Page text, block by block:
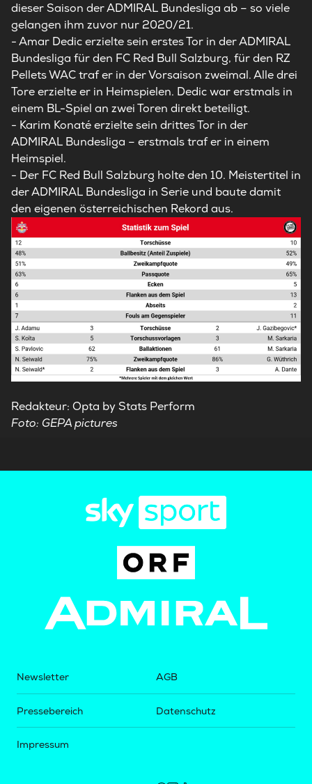
dieser Saison der ADMIRAL Bundesliga ab – so viele
gelangen ihm zuvor nur 2020/21.
- Amar Dedic erzielte sein erstes Tor in der ADMIRAL
Bundesliga für den FC Red Bull Salzburg, für den RZ
Pellets WAC traf er in der Vorsaison zweimal. Alle drei
Tore erzielte er in Heimspielen. Dedic war erstmals in
einem BL-Spiel an zwei Toren direkt beteiligt.
- Karim Konaté erzielte sein drittes Tor in der
ADMIRAL Bundesliga – erstmals traf er in einem
Heimspiel.
- Der FC Red Bull Salzburg holte den 10. Meistertitel in
der ADMIRAL Bundesliga in Serie und baute damit
den eigenen österreichischen Rekord aus.
Redakteur: Opta by Stats Perform
Foto: GEPA pictures
Newsletter
Pressebereich
Impressum
AGB
Datenschutz